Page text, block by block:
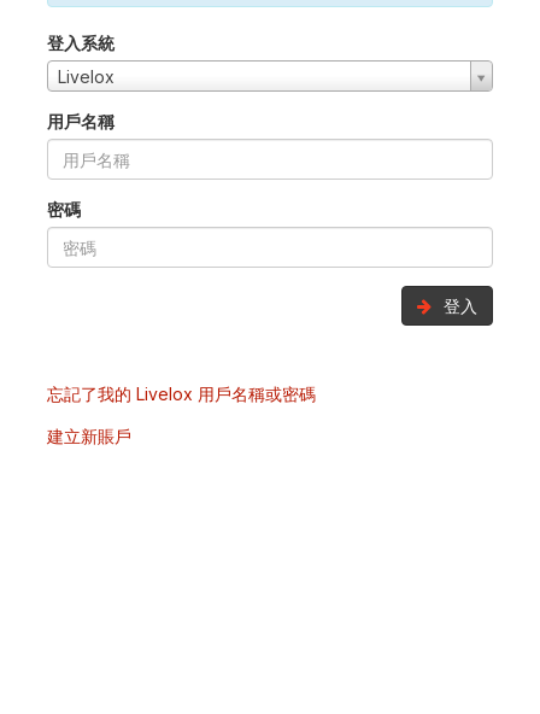
登入系統
Livelox
用戶名稱
密碼
登入
忘記了我的 Livelox 用戶名稱或密碼
建立新賬戶